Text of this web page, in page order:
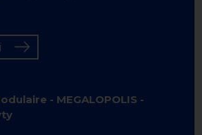
- MEGALOPOLIS -